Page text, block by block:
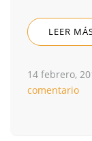
LEER
14 febrero,
comentario